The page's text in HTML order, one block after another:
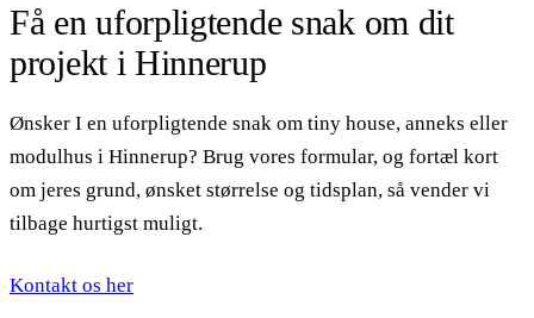
Få en uforpligtende snak om dit
projekt i Hinnerup
Ønsker I en uforpligtende snak om tiny house, anneks eller
modulhus i Hinnerup? Brug vores formular, og fortæl kort
om jeres grund, ønsket størrelse og tidsplan, så vender vi
tilbage hurtigst muligt.
Kontakt os her